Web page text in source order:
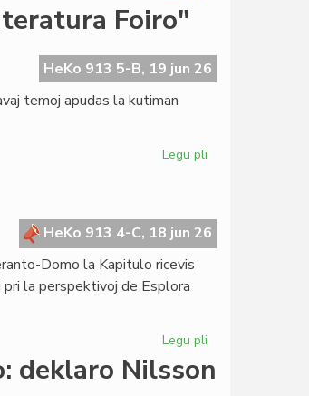
servo
de
Foiro"
HeKo 913 5-B, 19 jun 26
temoj apudas la kutiman
Legu pli
la
redakcio
HeKo 913 4-C, 18 jun 26
Domo la Kapitulo ricevis
pri la perspektivoj de Esplora
Legu pli
junia
deklaro Nilsson